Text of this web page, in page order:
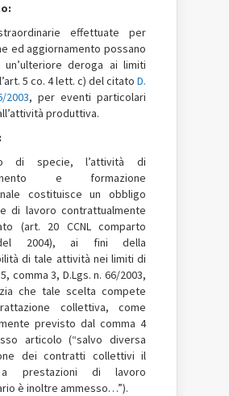
effettuate per
ed aggiornamento possano
deroga ai limiti
5 co. 4 lett. c) del citato D.
2003, per eventi particolari
produttiva.
di specie, l’attività di
e formazione
costituisce un obbligo
di lavoro contrattualmente
(art. 20 CCNL comparto
2004), ai fini della
di tale attività nei limiti di
comma 3, D.Lgs. n. 66/2003,
che tale scelta compete
collettiva, come
previsto dal comma 4
articolo (“salvo diversa
dei contratti collettivi il
prestazioni di lavoro
è inoltre ammesso…”).